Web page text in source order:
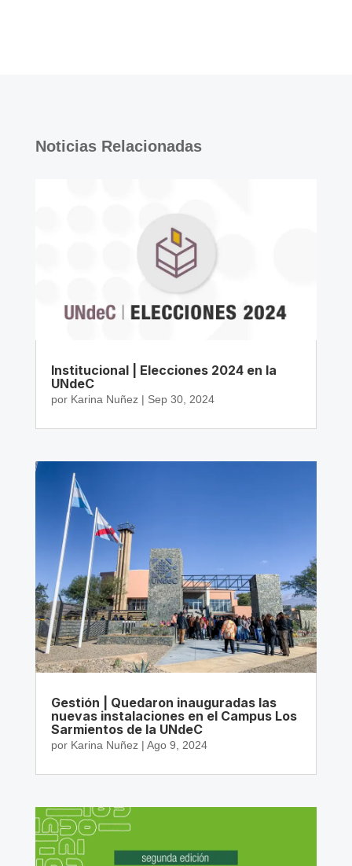
Noticias Relacionadas
Institucional | Elecciones 2024 en la
UNdeC
por Karina Nuñez| Sep 30, 2024
Gestión | Quedaron inauguradas las
nuevas instalaciones en el Campus Los
Sarmientos de la UNdeC
por Karina Nuñez| Ago 9, 2024